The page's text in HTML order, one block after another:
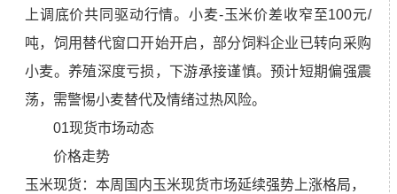
上调底价共同驱动行情。小麦-玉米价差收窄至100元/
吨，饲用替代窗口开始开启，部分饲料企业已转向采购
小麦。养殖深度亏损，下游承接谨慎。预计短期偏强震
荡，需警惕小麦替代及情绪过热风险。
01现货市场动态
价格走势
玉米现货：本周国内玉米现货市场延续强势上涨格局，